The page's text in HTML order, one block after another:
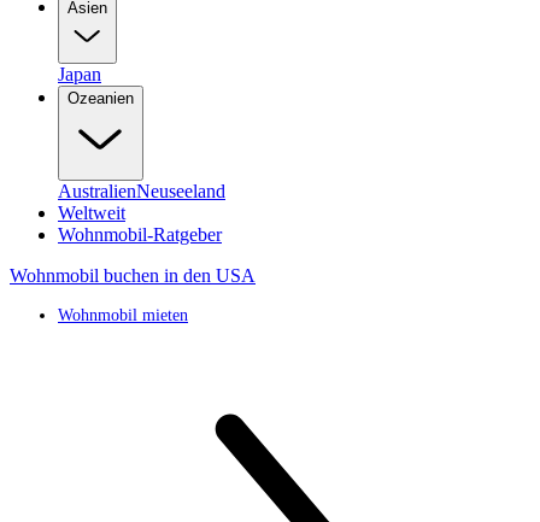
Asien
Japan
Ozeanien
AustralienNeuseeland
Weltweit
Wohnmobil-Ratgeber
Wohnmobil buchen in den USA
Wohnmobil mieten